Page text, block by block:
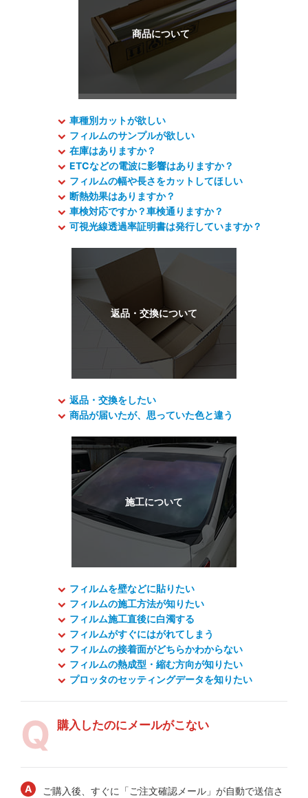
車種別カットが欲しい
フィルムのサンプルが欲しい
在庫はありますか？
ETCなどの電波に影響はありますか？
フィルムの幅や長さをカットしてほしい
断熱効果はありますか？
車検対応ですか？車検通りますか？
可視光線透過率証明書は発行していますか？
返品・交換をしたい
商品が届いたが、思っていた色と違う
フィルムを壁などに貼りたい
フィルムの施工方法が知りたい
フィルム施工直後に白濁する
フィルムがすぐにはがれてしまう
フィルムの接着面がどちらかわからない
フィルムの熱成型・縮む方向が知りたい
プロッタのセッティングデータを知りたい
購入したのにメールがこない
ご購入後、すぐに「ご注文確認メール」が自動で送信さ